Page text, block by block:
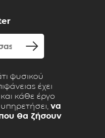
φυσικού
έχει
κάθε έργο
να
θα ζήσουν